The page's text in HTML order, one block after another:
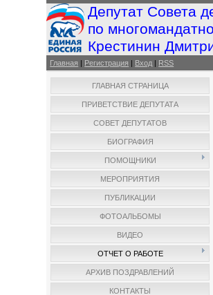
Депутат Совета
по
Крестинин
Главная | Регистрация | Вход | RSS
ГЛАВНАЯ СТРАНИЦА
ПРИВЕТСТВИЕ ДЕПУТАТА
СОВЕТ ДЕПУТАТОВ
БИОГРАФИЯ
ПОМОЩНИКИ
МЕРОПРИЯТИЯ
ПУБЛИКАЦИИ
ФОТОАЛЬБОМЫ
ВИДЕО
ОТЧЕТ О РАБОТЕ
АРХИВ ПОЗДРАВЛЕНИЙ
КОНТАКТЫ